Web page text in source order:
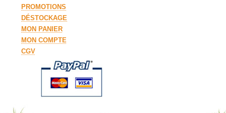
PROMOTIONS
DÉSTOCKAGE
MON PANIER
MON COMPTE
CGV